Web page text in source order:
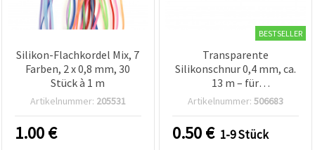
Silikon-Flachkordel Mix, 7
Farben, 2 x 0,8 mm, 30
Stück à 1 m
Artikelnummer: 205531
1.00€
BESTSELLER
Transparente
Silikonschnur 0,4 mm, ca.
13 m – für
Schmuckherstellung &
Artikelnummer: 506683
0.50€ 1-9 Stück